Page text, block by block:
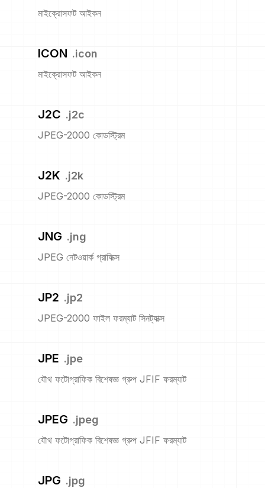
মাইক্রোসফট আইকন
ICON .icon
মাইক্রোসফট আইকন
J2C .j2c
JPEG-2000 কোডস্ট্রিম
J2K .j2k
JPEG-2000 কোডস্ট্রিম
JNG .jng
JPEG নেটওয়ার্ক গ্রাফিক্স
JP2 .jp2
JPEG-2000 ফাইল ফরম্যাট সিনট্যাক্স
JPE .jpe
যৌথ ফটোগ্রাফিক বিশেষজ্ঞ গ্রুপ JFIF ফরম্যাট
JPEG .jpeg
যৌথ ফটোগ্রাফিক বিশেষজ্ঞ গ্রুপ JFIF ফরম্যাট
JPG .jpg